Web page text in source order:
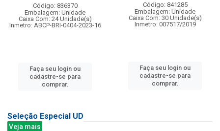
Código: 836370
Embalagem: Unidade
Caixa Com: 24 Unidade(s)
Inmetro: ABCP-BRI-0404-2023-16
Faça seu login ou
cadastre-se para
comprar.
Código: 841285
Embalagem: Unidade
Caixa Com: 30 Unidade(s)
Inmetro: 007517/2019
Faça seu login ou
cadastre-se para
comprar.
Seleção Especial UD
Veja mais